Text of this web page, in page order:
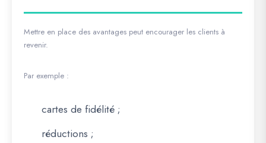
Mettre en place des avantages peut encourager les clients à
revenir.
Par exemple :
cartes de fidélité ;
réductions ;